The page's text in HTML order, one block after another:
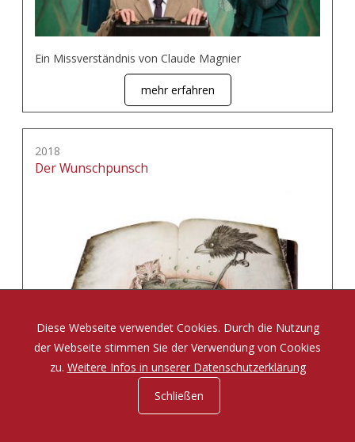
Ein Missverständnis von Claude Magnier
mehr erfahren
2018
Der Wunschpunsch
Eine Zauberposse von Michael Ende
Diese Webseite verwendet Cookies. Durch die Nutzung
der Webseite stimmen Sie der Verwendung von Cookies
zu. Weitere Infos in unserer Datenschutzerklärung
Schließen